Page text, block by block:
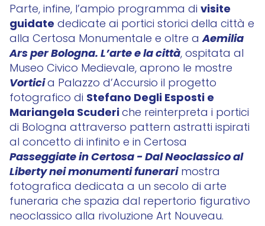
Parte, infine, l’ampio programma di visite
guidate dedicate ai portici storici della città e
alla Certosa Monumentale e oltre aAemilia
Ars per Bologna. L’arte e la città, ospitata al
Museo Civico Medievale, aprono le mostre
Vorticia Palazzo d’Accursio il progetto
fotografico di Stefano Degli Esposti e
Mariangela Scuderiche reinterpreta i portici
di Bologna attraverso pattern astratti ispirati
al concetto di infinito e in Certosa
Passeggiate in Certosa - Dal Neoclassico al
Liberty nei monumenti funerarimostra
fotografica dedicata a un secolo di arte
funeraria che spazia dal repertorio figurativo
neoclassico alla rivoluzione Art Nouveau.